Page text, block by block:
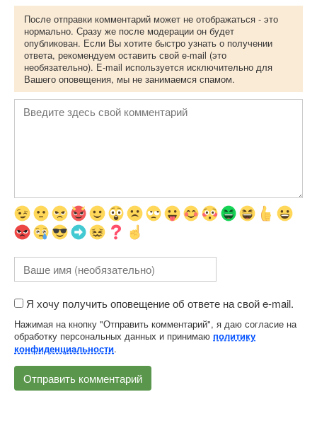
После отправки комментарий может не отображаться - это
нормально. Сразу же после модерации он будет
опубликован. Если Вы хотите быстро узнать о получении
ответа, рекомендуем оставить свой e-mail (это
необязательно). E-mail используется исключительно для
Вашего оповещения, мы не занимаемся спамом.
Я хочу получить оповещение об ответе на свой e-mail.
Нажимая на кнопку "Отправить комментарий", я даю согласие на
обработку персональных данных и принимаю политику
конфиденциальности.